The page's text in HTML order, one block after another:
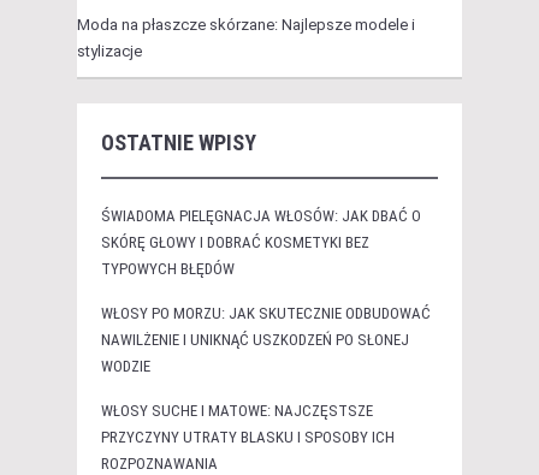
Moda na płaszcze skórzane: Najlepsze modele i
stylizacje
OSTATNIE WPISY
ŚWIADOMA PIELĘGNACJA WŁOSÓW: JAK DBAĆ O
SKÓRĘ GŁOWY I DOBRAĆ KOSMETYKI BEZ
TYPOWYCH BŁĘDÓW
WŁOSY PO MORZU: JAK SKUTECZNIE ODBUDOWAĆ
NAWILŻENIE I UNIKNĄĆ USZKODZEŃ PO SŁONEJ
WODZIE
WŁOSY SUCHE I MATOWE: NAJCZĘSTSZE
PRZYCZYNY UTRATY BLASKU I SPOSOBY ICH
ROZPOZNAWANIA